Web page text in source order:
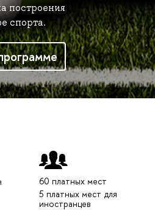
построения
спорта.
60 платных мест
5 платных мест для
иностранцев